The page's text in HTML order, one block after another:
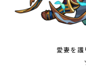
愛妻を